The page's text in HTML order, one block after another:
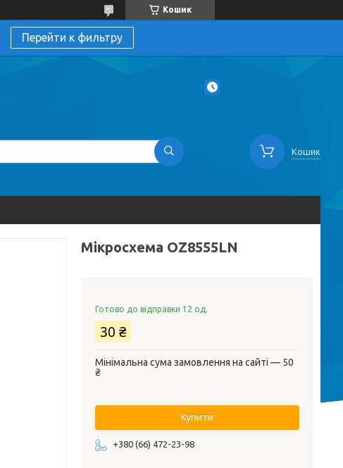
Кошик
Перейти к фильтру
Кошик
Мікросхема OZ8555LN
Готово до відправки 12 од.
30 ₴
Мінімальна сума замовлення на сайті — 50
₴
Купити
+380 (66) 472-23-98